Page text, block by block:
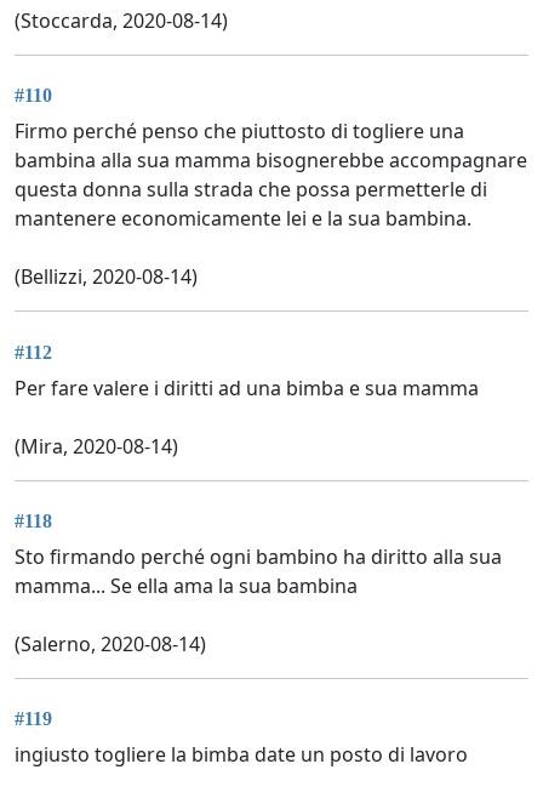
(Stoccarda, 2020-08-14)
#110
Firmo perché penso che piuttosto di togliere una
bambina alla sua mamma bisognerebbe accompagnare
questa donna sulla strada che possa permetterle di
mantenere economicamente lei e la sua bambina.
(Bellizzi, 2020-08-14)
#112
Per fare valere i diritti ad una bimba e sua mamma
(Mira, 2020-08-14)
#118
Sto firmando perché ogni bambino ha diritto alla sua
mamma... Se ella ama la sua bambina
(Salerno, 2020-08-14)
#119
ingiusto togliere la bimba date un posto di lavoro